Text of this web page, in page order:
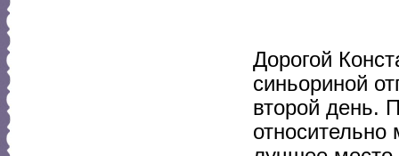
Дорогой
синьориной
второй день.